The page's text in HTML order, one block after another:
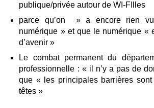
publique/privée autour de WI-FIlles
parce qu’on » a encore rien
numérique » et que le numérique «
d’avenir »
Le combat permanent du
professionnelle : « il n’y a pas de
que « les principales barrières
têtes »